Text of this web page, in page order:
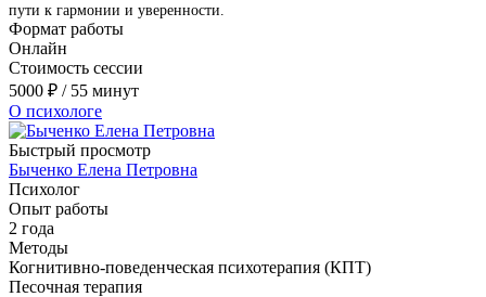
пути к гармонии и уверенности.
Формат работы
Онлайн
Стоимость сессии
5000 ₽ / 55 минут
О психологе
Быстрый просмотр
Быченко Елена Петровна
Психолог
Опыт работы
2 года
Методы
Когнитивно-поведенческая психотерапия (КПТ)
Песочная терапия